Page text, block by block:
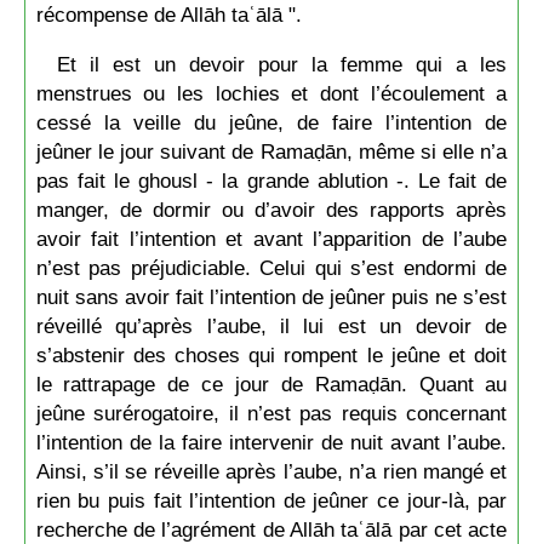
récompense de Allāh taʿālā ".
Et il est un devoir pour la femme qui a les
menstrues ou les lochies et dont l’écoulement a
cessé la veille du jeûne, de faire l’intention de
jeûner le jour suivant de Ramaḍān, même si elle n’a
pas fait le ghousl - la grande ablution -. Le fait de
manger, de dormir ou d’avoir des rapports après
avoir fait l’intention et avant l’apparition de l’aube
n’est pas préjudiciable. Celui qui s’est endormi de
nuit sans avoir fait l’intention de jeûner puis ne s’est
réveillé qu’après l’aube, il lui est un devoir de
s’abstenir des choses qui rompent le jeûne et doit
le rattrapage de ce jour de Ramaḍān. Quant au
jeûne surérogatoire, il n’est pas requis concernant
l’intention de la faire intervenir de nuit avant l’aube.
Ainsi, s’il se réveille après l’aube, n’a rien mangé et
rien bu puis fait l’intention de jeûner ce jour-là, par
recherche de l’agrément de Allāh taʿālā par cet acte